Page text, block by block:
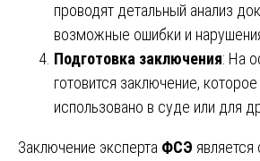
проводят детальный анализ
возможные ошибки и
Подготовка заключения: На
готовится заключение,
использовано в суде или для
Заключение эксперта ФСЭ